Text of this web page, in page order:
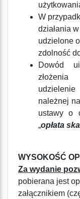
W
działania
udzielone
zdolność
Dowód
należnej
ustawy o
„opłata
WYSOKOŚĆ
Za wydanie
pobierana jest
załącznikiem